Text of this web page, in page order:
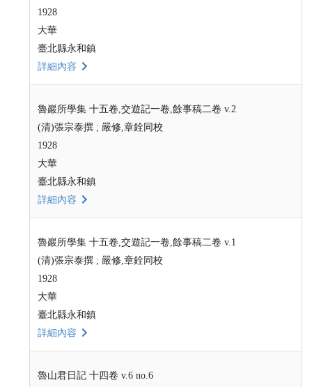
1928
大華
臺北縣永和鎮
詳細內容
魯巖所學集 十五卷,交遊記一卷,餘事稿二卷 v.2
(清)張宗泰撰 ; 嚴修,章銓同校
1928
大華
臺北縣永和鎮
詳細內容
魯巖所學集 十五卷,交遊記一卷,餘事稿二卷 v.1
(清)張宗泰撰 ; 嚴修,章銓同校
1928
大華
臺北縣永和鎮
詳細內容
魯山君日記 十四卷 v.6 no.6